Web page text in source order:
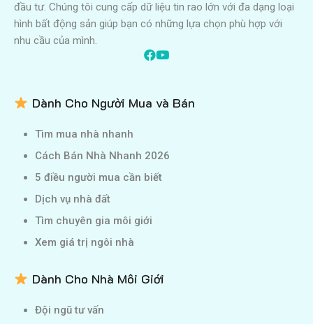
đầu tư. Chúng tôi cung cấp dữ liệu tin rao lớn với đa dạng loại
hình bất động sản giúp bạn có những lựa chọn phù hợp với
nhu cầu của mình.
Dành Cho Người Mua và Bán
Tìm mua nhà nhanh
Cách Bán Nhà Nhanh 2026
5 điều người mua cần biết
Dịch vụ nhà đất
Tìm chuyên gia môi giới
Xem giá trị ngôi nhà
Dành Cho Nhà Môi Giới
Đội ngũ tư vấn